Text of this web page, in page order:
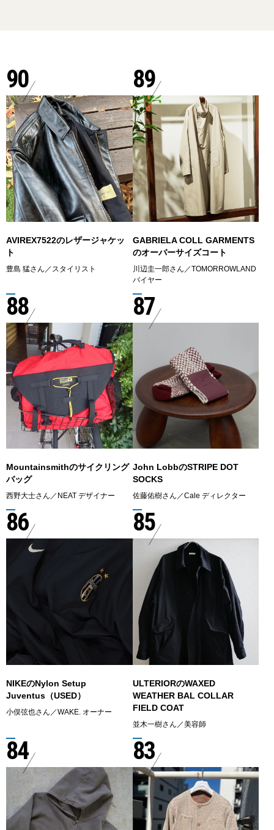
90
AVIREX7522のレザージャケッ
ト
豊島 猛さん／スタイリスト
89
GABRIELA COLL GARMENTS
のオーバーサイズコート
川辺圭一郎さん／TOMORROWLAND
バイヤー
88
Mountainsmithのサイクリング
バッグ
西野大士さん／NEAT デザイナー
87
John LobbのSTRIPE DOT
SOCKS
佐藤佑樹さん／Cale ディレクター
86
NIKEのNylon Setup
Juventus（USED）
小俣弦也さん／WAKE. オーナー
85
ULTERIORのWAXED
WEATHER BAL COLLAR
FIELD COAT
並木一樹さん／美容師
84 83